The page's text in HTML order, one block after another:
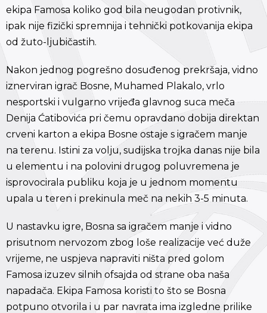
ekipa Famosa koliko god bila neugodan protivnik,
ipak nije fizički spremnija i tehnički potkovanija ekipa
od žuto-ljubičastih.
Nakon jednog pogrešno dosuđenog prekršaja, vidno
iznerviran igrač Bosne, Muhamed Plakalo, vrlo
nesportski i vulgarno vrijeđa glavnog suca meča
Denija Ćatibovića pri čemu opravdano dobija direktan
crveni karton a ekipa Bosne ostaje s igračem manje
na terenu. Istini za volju, sudijska trojka danas nije bila
u elementu i na polovini drugog poluvremena je
isprovocirala publiku koja je u jednom momentu
upala u teren i prekinula meč na nekih 3-5 minuta.
U nastavku igre, Bosna sa igračem manje i vidno
prisutnom nervozom zbog loše realizacije već duže
vrijeme, ne uspjeva napraviti ništa pred golom
Famosa izuzev silnih ofsajda od strane oba naša
napadača. Ekipa Famosa koristi to što se Bosna
potpuno otvorila i u par navrata ima izgledne prilike